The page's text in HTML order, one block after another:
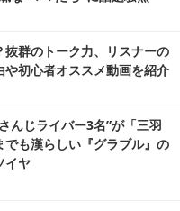
抜群のトーク力、リスナーの
初心者オススメ動画を紹介
んじライバー3名”が「三羽
も漢らしい『グラブル』の
イヤ